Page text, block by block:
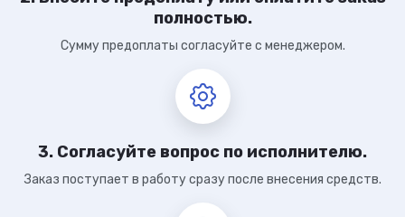
полностью.
Сумму предоплаты согласуйте с менеджером.
3. Согласуйте вопрос по исполнителю.
Заказ поступает в работу сразу после внесения средств.